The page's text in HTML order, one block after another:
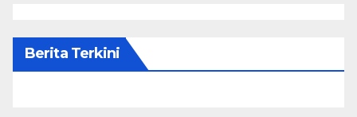
Berita Terkini